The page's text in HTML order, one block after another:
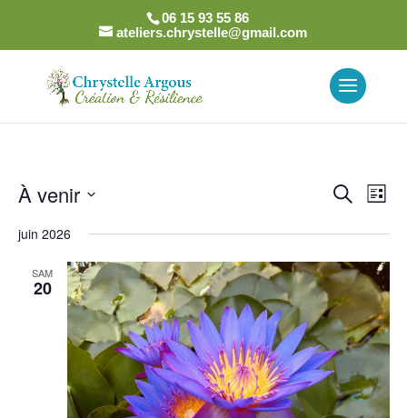
06 15 93 55 86
ateliers.chrystelle@gmail.com
de
vues
de
Liste
À venir
une
juin 2026
SAM
20